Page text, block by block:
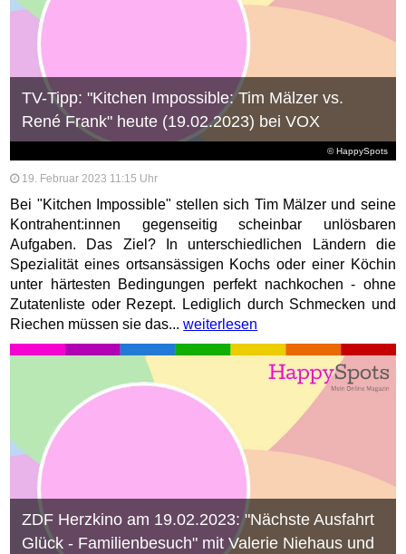
© HappySpots
TV-Tipp: "Kitchen Impossible: Tim Mälzer vs.
René Frank" heute (19.02.2023) bei VOX
19. Februar 2023 11:15 Uhr
Bei "Kitchen Impossible" stellen sich Tim Mälzer und seine
Kontrahent:innen gegenseitig scheinbar unlösbaren
Aufgaben. Das Ziel? In unterschiedlichen Ländern die
Spezialität eines ortsansässigen Kochs oder einer Köchin
unter härtesten Bedingungen perfekt nachkochen - ohne
Zutatenliste oder Rezept. Lediglich durch Schmecken und
Riechen müssen sie das...weiterlesen
ZDF Herzkino am 19.02.2023: "Nächste Ausfahrt
Glück - Familienbesuch" mit Valerie Niehaus und